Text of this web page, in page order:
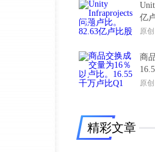
亿
原创
5
商
原创
6
精彩文章